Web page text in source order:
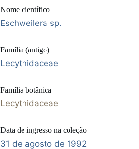
Nome científico
Eschweilera sp.
Família (antigo)
Lecythidaceae
Família botânica
Lecythidaceae
Data de ingresso na coleção
31 de agosto de 1992